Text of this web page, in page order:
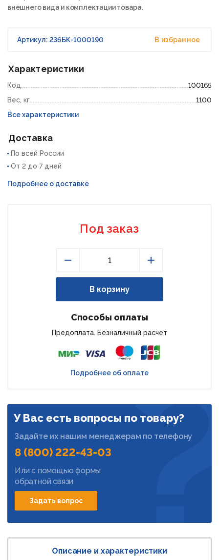
внешнего вида и комплектации товара.
Артикул: 236БК-1000190 В избранное
Характеристики
Код
100165
Вес, кг
1100
Все характеристики
Доставка
По всей России
От 2 до 7 дней
Подробнее о доставке
Под заказ
В корзину
Способы оплаты
Предоплата. Безналичный расчет
Подробнее об оплате
У Вас есть вопросы по товару?
Задайте их нашим менеджерам по телефону
8 (800) 222-43-03
Или с помощью формы
обратной связи
Задать вопрос
Описание и характеристики